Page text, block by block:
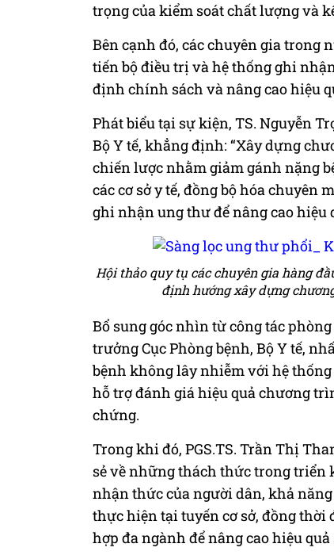
trọng của kiểm soát chất lượng và
Bên cạnh đó, các chuyên gia trong
tiến bộ điều trị và hệ thống ghi
định chính sách và nâng cao hiệu
Phát biểu tại sự kiện, TS. Nguyễn
Bộ Y tế, khẳng định: “Xây dựng
chiến lược nhằm giảm gánh nặng
các cơ sở y tế, đồng bộ hóa
ghi nhận ung thư để nâng cao hiệu
Hội thảo quy tụ các chuyên gia hàng
định hướng xây dựng
Bổ sung góc nhìn từ công tác
trưởng Cục Phòng bệnh, Bộ Y tế,
bệnh không lây nhiễm với hệ
hỗ trợ đánh giá hiệu quả chương
chứng.
Trong khi đó, PGS.TS. Trần Thị
sẻ về những thách thức trong triển
nhận thức của người dân, khả
thực hiện tại tuyến cơ sở, đồng
hợp đa ngành để nâng cao hiệu